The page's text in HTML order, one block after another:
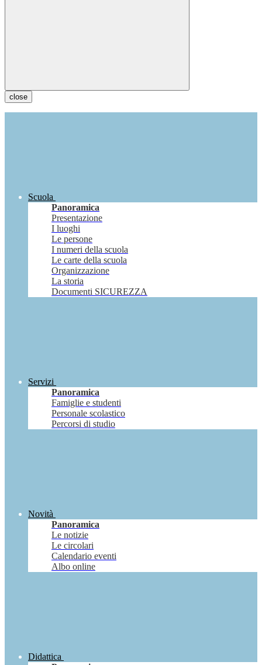
close
Scuola
Panoramica
Presentazione
I luoghi
Le persone
I numeri della scuola
Le carte della scuola
Organizzazione
La storia
Documenti SICUREZZA
Servizi
Panoramica
Famiglie e studenti
Personale scolastico
Percorsi di studio
Novità
Panoramica
Le notizie
Le circolari
Calendario eventi
Albo online
Didattica